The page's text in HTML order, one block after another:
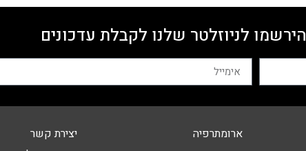
הירשמו לניוזלטר שלנו לקבלת עדכונים
ארומתרפיה
יצירת קשר